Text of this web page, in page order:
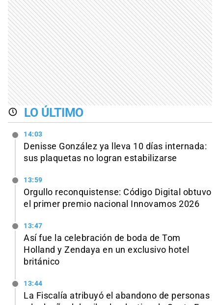
LO ÚLTIMO
14:03
Denisse González ya lleva 10 días internada:
sus plaquetas no logran estabilizarse
13:59
Orgullo reconquistense: Código Digital obtuvo
el primer premio nacional Innovamos 2026
13:47
Así fue la celebración de boda de Tom
Holland y Zendaya en un exclusivo hotel
británico
13:44
La Fiscalía atribuyó el abandono de personas